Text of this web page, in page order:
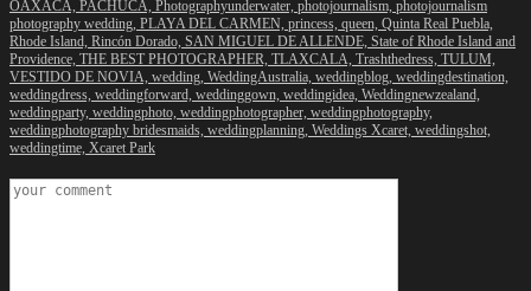
OAXACA, PACHUCA, Photographyunderwater, photojournalism, photojournalism
photography wedding, PLAYA DEL CARMEN, princess, queen, Quinta Real Puebla,
Rhode Island, Rincón Dorado, SAN MIGUEL DE ALLENDE, State of Rhode Island and
Providence, THE BEST PHOTOGRAPHER, TLAXCALA, Trashthedress, TULUM,
VESTIDO DE NOVIA, wedding, WeddingAustralia, weddingblog, weddingdestination,
weddingdress, weddingforward, weddinggown, weddingidea, Weddingnewzealand,
weddingparty, weddingphoto, weddingphotographer, weddingphotography,
weddingphotography bridesmaids, weddingplanning, Weddings Xcaret, weddingshot,
weddingtime, Xcaret Park